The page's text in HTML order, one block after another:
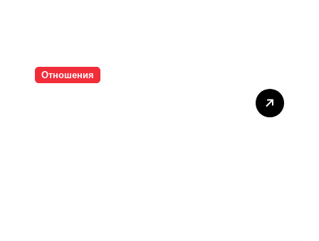
Отношения